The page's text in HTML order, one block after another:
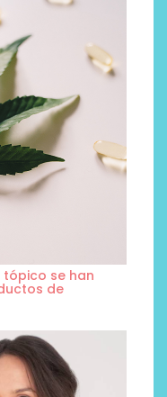
tópico se han
de